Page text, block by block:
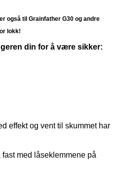
også til Grainfather G30 og andre
lokk!
din for å være sikker:
effekt og vent til skummet har
med låseklemmene på